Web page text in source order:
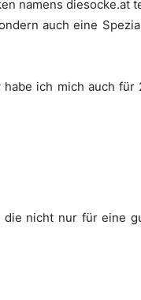
namens diesocke.at
auch eine
ich mich auch
nicht nur für eine